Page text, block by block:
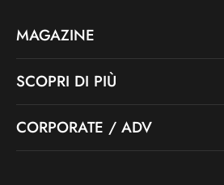
MAGAZINE
SCOPRI DI PIÙ
CORPORATE / ADV